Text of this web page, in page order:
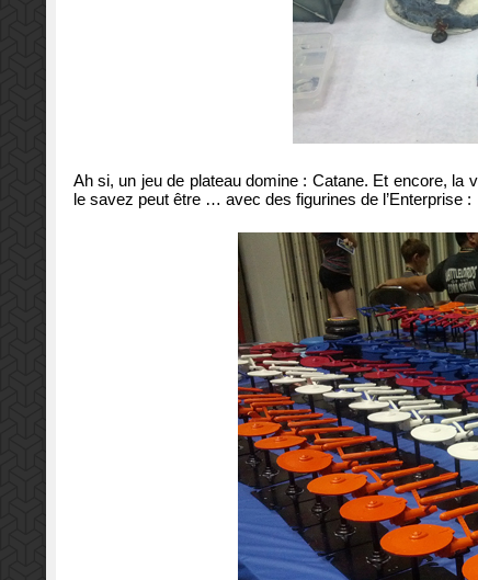
Ah si, un jeu de plateau domine : Catane. Et encore,
le savez peut être … avec des figurines de l’Enterprise :